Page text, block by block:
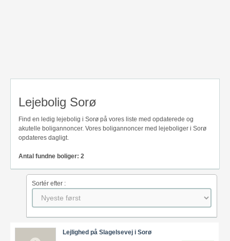
Lejebolig Sorø
Find en ledig lejebolig i Sorø på vores liste med opdaterede og
akutelle boligannoncer. Vores boligannoncer med lejeboliger i Sorø
opdateres dagligt.
Antal fundne boliger: 2
Sortér efter :
Lejlighed på Slagelsevej i Sorø